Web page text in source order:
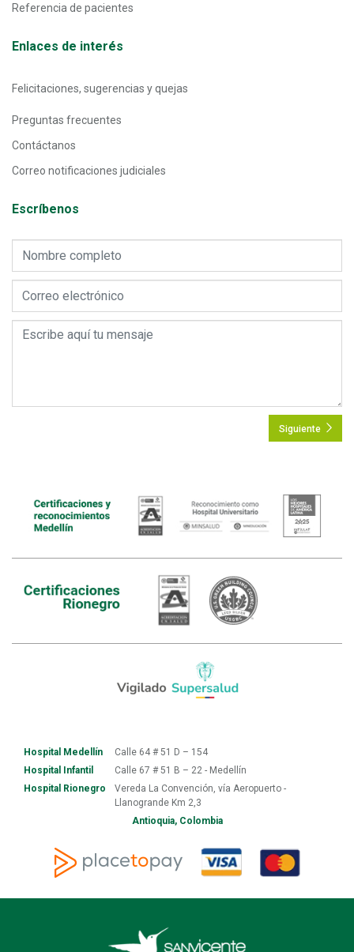
Referencia de pacientes
Enlaces de interés
Felicitaciones, sugerencias y quejas
Preguntas frecuentes
Contáctanos
Correo notificaciones judiciales
Escríbenos
Siguiente
Hospital Medellín
Calle 64 # 51 D – 154
Hospital Infantil
Calle 67 # 51 B – 22 - Medellín
Hospital Rionegro
Vereda La Convención, vía Aeropuerto -
Llanogrande Km 2,3
Antioquia, Colombia